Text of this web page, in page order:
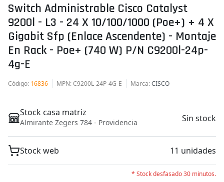
Switch Administrable Cisco Catalyst
9200l - L3 - 24 X 10/100/1000 (poe+) + 4 X
Gigabit Sfp (enlace Ascendente) - Montaje
En Rack - Poe+ (740 W) P/n C9200l-24p-
4g-E
Código: 16836 MPN: C9200L-24P-4G-E Marca:CISCO
Stock casa matriz
Almirante Zegers 784 - Providencia Sin stock
Stock web 11 unidades
* Stock desfasado 30 minutos.